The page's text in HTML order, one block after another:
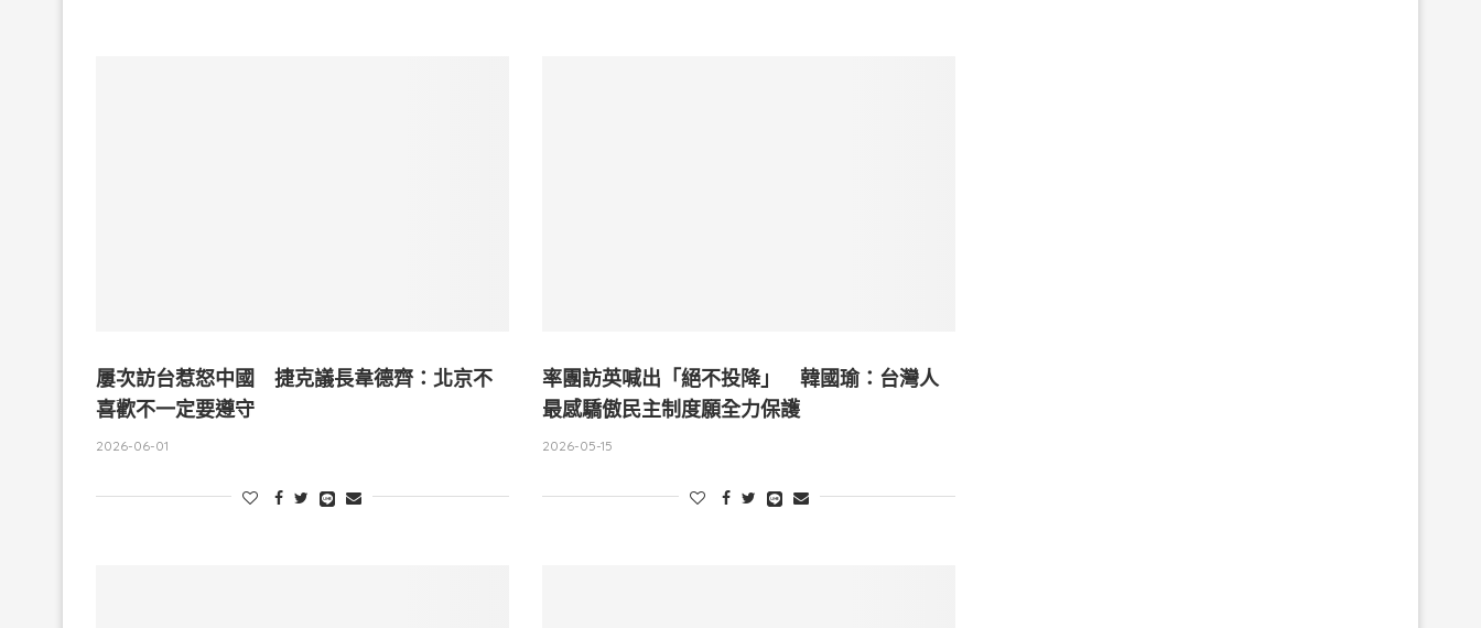
屢次訪台惹怒中國 捷克議長韋德齊：北京不
喜歡不一定要遵守
2026-06-01
率團訪英喊出「絕不投降」 韓國瑜：台灣人
最感驕傲民主制度願全力保護
2026-05-15